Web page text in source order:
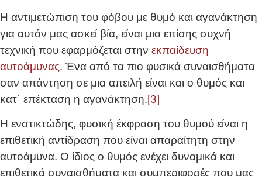
Η αντιμετώπιση του φόβου με θυμό και αγανάκτηση
για αυτόν μας ασκεί βία, είναι μια επίσης συχνή
τεχνική που εφαρμόζεται στην εκπαίδευση
αυτοάμυνας. Ένα από τα πιο φυσικά συναισθήματα
σαν απάντηση σε μια απειλή είναι και ο θυμός και
κατ΄ επέκταση η αγανάκτηση.[3]
Η ενστικτώδης, φυσική έκφραση του θυμού είναι η
επιθετική αντίδραση που είναι απαραίτητη στην
αυτοάμυνα. Ο ίδιος ο θυμός ενέχει δυναμικά και
επιθετικά συναισθήματα και συμπεριφορές που μας